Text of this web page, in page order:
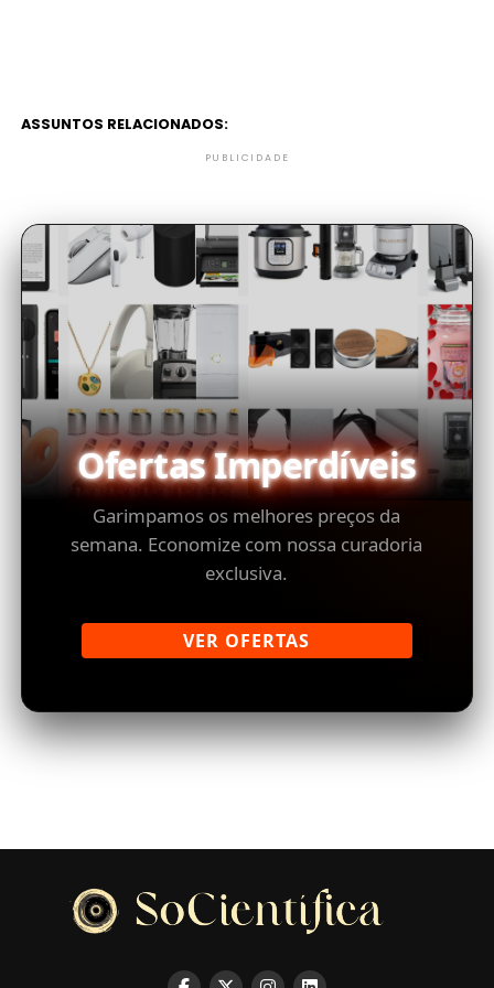
ASSUNTOS RELACIONADOS:
PUBLICIDADE
Ofertas Imperdíveis
Garimpamos os melhores preços da
semana. Economize com nossa curadoria
exclusiva.
VER OFERTAS